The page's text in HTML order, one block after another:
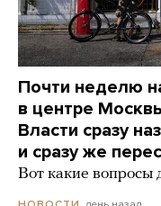
Почти неделю
в центре
Власти сразу
и сразу же
Вот какие вопросы